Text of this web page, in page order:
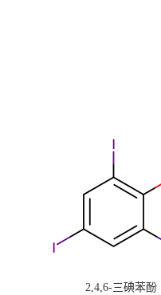
2,4,6-三碘苯酚